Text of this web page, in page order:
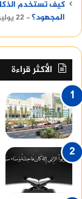
كيف تستخدم
المجهود؟ 22 يوليو، 2026
الأكثر قراءة